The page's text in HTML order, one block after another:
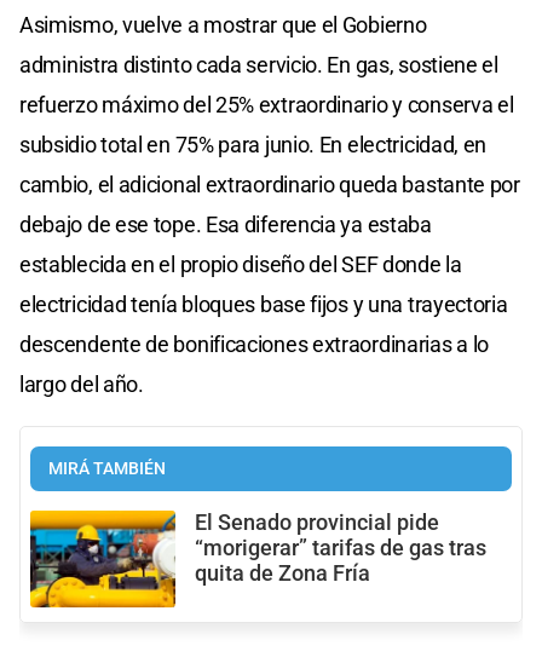
Asimismo, vuelve a mostrar que el Gobierno
administra distinto cada servicio. En gas, sostiene el
refuerzo máximo del 25% extraordinario y conserva el
subsidio total en 75% para junio. En electricidad, en
cambio, el adicional extraordinario queda bastante por
debajo de ese tope. Esa diferencia ya estaba
establecida en el propio diseño del SEF donde la
electricidad tenía bloques base fijos y una trayectoria
descendente de bonificaciones extraordinarias a lo
largo del año.
MIRÁ TAMBIÉN
El Senado provincial pide
“morigerar” tarifas de gas tras
quita de Zona Fría